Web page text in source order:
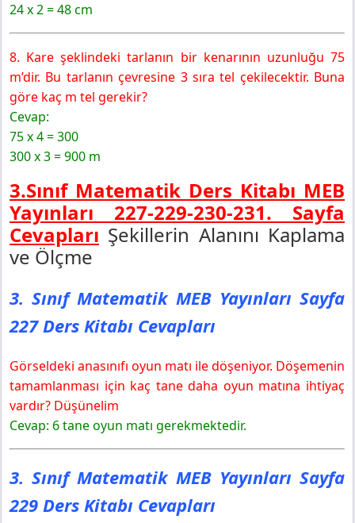
24 x 2 = 48 cm
8. Kare şeklindeki tarlanın bir kenarının uzunluğu 75
m’dir. Bu tarlanın çevresine 3 sıra tel çekilecektir. Buna
göre kaç m tel gerekir?
Cevap:
75 x 4 = 300
300 x 3 = 900 m
3.Sınıf Matematik Ders Kitabı MEB
Yayınları 227-229-230-231. Sayfa
Cevapları Şekillerin Alanını Kaplama
ve Ölçme
3. Sınıf Matematik MEB Yayınları Sayfa
227 Ders Kitabı Cevapları
Görseldeki anasınıfı oyun matı ile döşeniyor. Döşemenin
tamamlanması için kaç tane daha oyun matına ihtiyaç
vardır? Düşünelim
Cevap: 6 tane oyun matı gerekmektedir.
3. Sınıf Matematik MEB Yayınları Sayfa
229 Ders Kitabı Cevapları